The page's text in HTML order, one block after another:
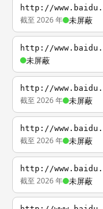
http://
截至 2026 年 未屏蔽
http://
未屏蔽
http://
截至 2026 年 未屏蔽
http://
截至 2026 年 未屏蔽
http://
截至 2026 年 未屏蔽